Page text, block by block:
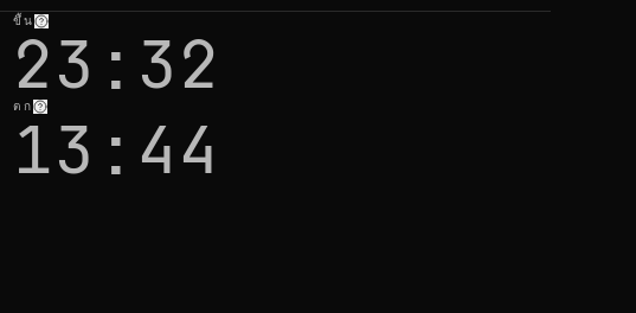
n
g
u
ขึ้น
23:32
ตก
13:44